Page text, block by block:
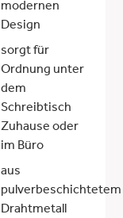
modernen
Design
sorgt für
Ordnung unter
dem
Schreibtisch
Zuhause oder
im Büro
aus
pulverbeschichtetem
Drahtmetall